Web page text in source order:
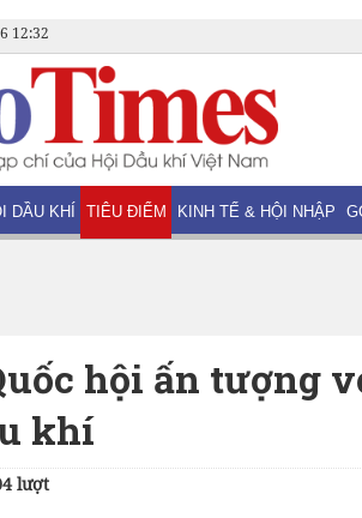
12:32
DẦU KHÍ TIÊU ĐIỂM KINH TẾ & HỘI NHẬP
hội ấn tượng
khí
lượt